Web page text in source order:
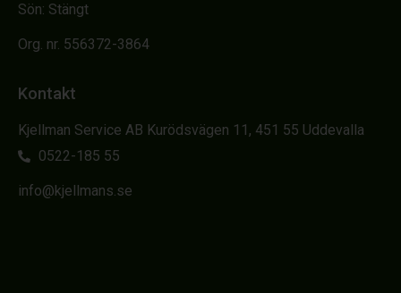
Sön: Stängt
Org. nr. 556372-3864
Kontakt
Kjellman Service AB Kurödsvägen 11, 451 55 Uddevalla
0522-185 55
info@kjellmans.se